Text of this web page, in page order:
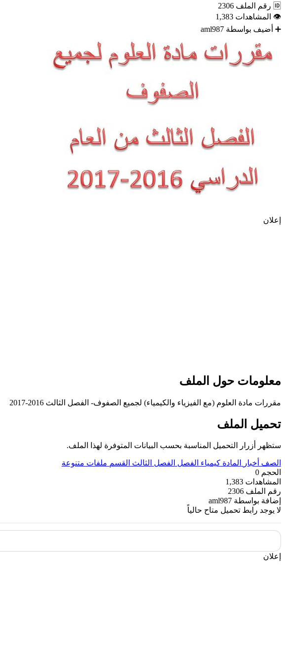
🆔 رقم الملف 2306
👁 المشاهدات 1,383
➕ أضيف بواسطة aml987
إعلان
معلومات حول الملف
مقررات مادة العلوم (مع الفيزياء والكيمياء) لجميع الصفوف- الفصل الثالث 2016-2017
تحميل الملف
ستظهر أزرار التحميل المناسبة بحسب البيانات المتوفرة لهذا الملف.
الصف أخبار المادة كيمياء الفصل الفصل الثالث القسم ملفات متنوعة
الحجم 0
المشاهدات 1,383
رقم الملف 2306
إضافة بواسطة aml987
لا يوجد رابط تحميل متاح حالياً
إعلان